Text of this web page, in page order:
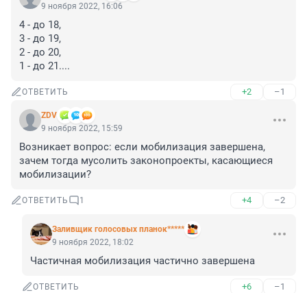
9 ноября 2022, 16:06
4 - до 18,
3 - до 19,
2 - до 20,
1 - до 21....
ОТВЕТИТЬ +2 –1
ZDV
9 ноября 2022, 15:59
Возникает вопрос: если мобилизация завершена,
зачем тогда мусолить законопроекты, касающиеся
мобилизации?
ОТВЕТИТЬ 1 +4 –2
Заливщик голосовых планок*****
9 ноября 2022, 18:02
Частичная мобилизация частично завершена
ОТВЕТИТЬ +6 –1